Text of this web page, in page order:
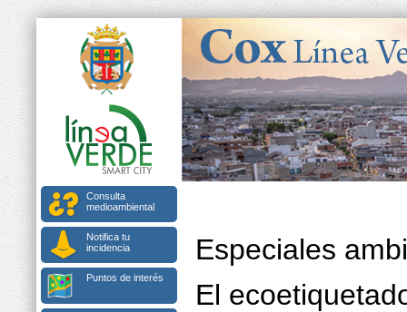
Consulta
medioambiental
Notifica tu
incidencia
Puntos de interés
Especiales
El